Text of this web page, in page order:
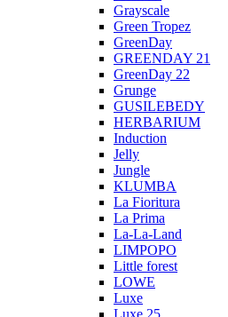
Grayscale
Green Tropez
GreenDay
GREENDAY 21
GreenDay 22
Grunge
GUSILEBEDY
HERBARIUM
Induction
Jelly
Jungle
KLUMBA
La Fioritura
La Prima
La-La-Land
LIMPOPO
Little forest
LOWE
Luxe
Luxe 25